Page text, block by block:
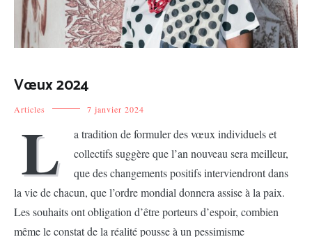
Vœux 2024
Articles 7 janvier 2024
L
a tradition de formuler des vœux individuels et
collectifs suggère que l’an nouveau sera meilleur,
que des changements positifs interviendront dans
la vie de chacun, que l’ordre mondial donnera assise à la paix.
Les souhaits ont obligation d’être porteurs d’espoir, combien
même le constat de la réalité pousse à un pessimisme